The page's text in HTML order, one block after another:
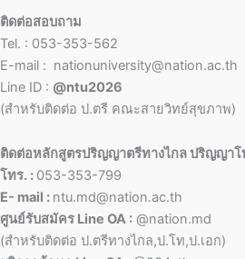
ติดต่อสอบถาม
Tel. : 053-353-562
E-mail : nationuniversity@nation.ac.th
Line ID : @ntu2026
(สำหรับติดต่อ ป.ตรี คณะสายวิทย์สุขภาพ)
ติดต่อหลักสูตรปริญญาตรีทางไกล ปริญญา
โทร. : 053-353-799
E- mail : ntu.md@nation.ac.th
ศูนย์รับสมัคร Line OA : @nation.md
(สำหรับติดต่อ ป.ตรีทางไกล,ป.โท,ป.เอก)